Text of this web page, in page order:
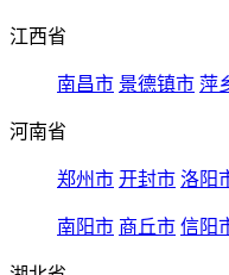
江西省
南昌市 景德镇市 萍
河南省
郑州市 开封市 洛阳
南阳市 商丘市 信阳